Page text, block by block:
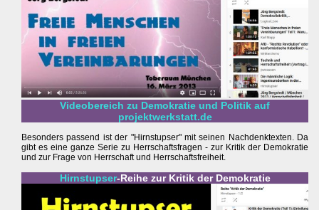
Videobereich zu Demokratie und Politik auf
projektwerkstatt.de
Besonders passend ist der "Hirnstupser" mit seinen Nachdenktexten. Da
gibt es eine ganze Serie zu Herrschaftsfragen - zur Kritik der Demokratie
und zur Frage von Herrschaft und Herrschaftsfreiheit.
Hirnstupser-Reihe zur Kritik der Demokratie